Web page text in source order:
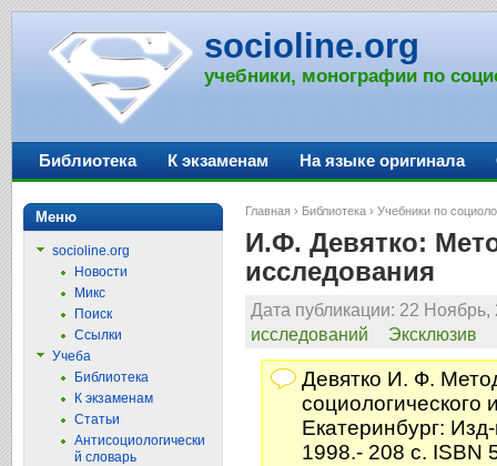
socioline.org
учебники, монографии по
Главная › Библиотека › Учебники по
И.Ф. Девятко:
исследования
Дата публикации: 22
исследований
Эксклюзив
Девятко И. Ф.
социологического
Екатеринбург:
1998.- 208 с. ISBN
Библиотека К экзаменам На языке оригинала
Меню
socioline.org
Новости
Микс
Поиск
Ссылки
Учеба
Библиотека
К экзаменам
Статьи
Антисоциологически
й словарь